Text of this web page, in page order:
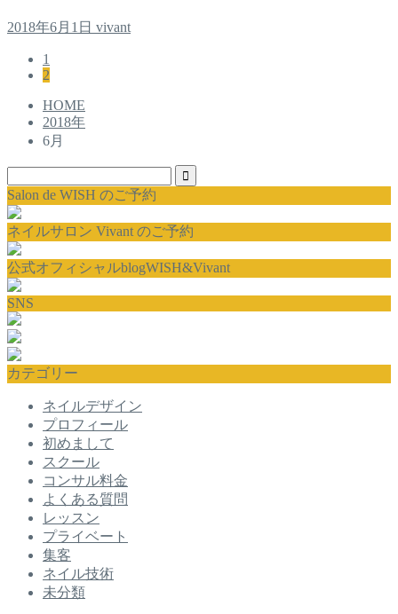
2018年6月1日 vivant
1
2
HOME
2018年
6月
Salon de WISH のご予約
ネイルサロン Vivant のご予約
公式オフィシャルblogWISH&Vivant
SNS
カテゴリー
ネイルデザイン
プロフィール
初めまして
スクール
コンサル料金
よくある質問
レッスン
プライベート
集客
ネイル技術
未分類